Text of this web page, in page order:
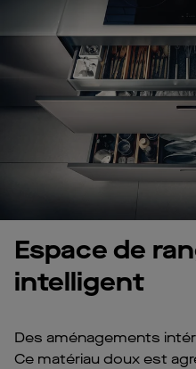
Espace de
intelligent
Des aménagements
Ce matériau doux est